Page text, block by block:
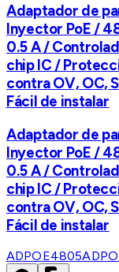
Adaptador de
Inyector PoE /
0.5 A /
chip IC /
contra OV, OC,
Fácil de instalar
Adaptador de
Inyector PoE /
0.5 A /
chip IC /
contra OV, OC,
Fácil de instalar
ADPOE4805